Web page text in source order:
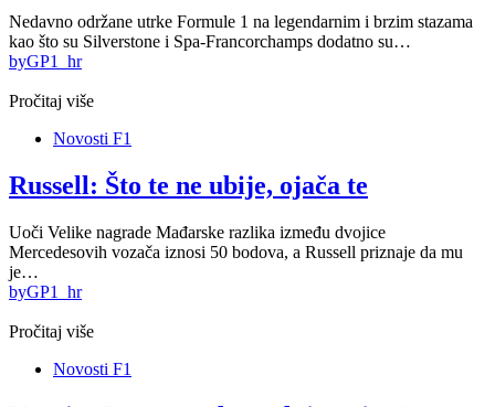
Nedavno održane utrke Formule 1 na legendarnim i brzim stazama
kao što su Silverstone i Spa-Francorchamps dodatno su…
byGP1_hr
Pročitaj više
Novosti F1
Russell: Što te ne ubije, ojača te
Uoči Velike nagrade Mađarske razlika između dvojice
Mercedesovih vozača iznosi 50 bodova, a Russell priznaje da mu
je…
byGP1_hr
Pročitaj više
Novosti F1